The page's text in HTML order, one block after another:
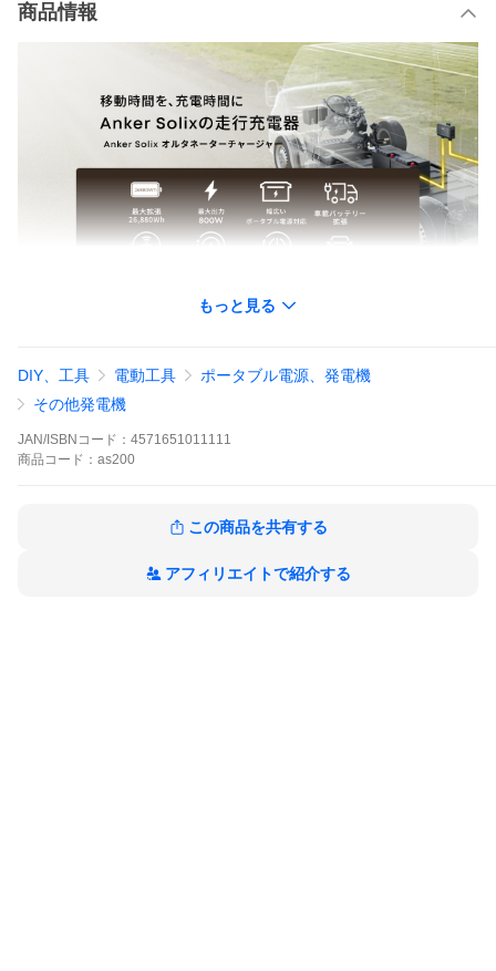
商品情報
もっと見る
DIY、工具 電動工具
ポータブル電源、発電機
その他発電機
JAN/ISBNコード： 4571651011111
商品 コード： as200
この商品を共有する
アフィリエイトで紹介する